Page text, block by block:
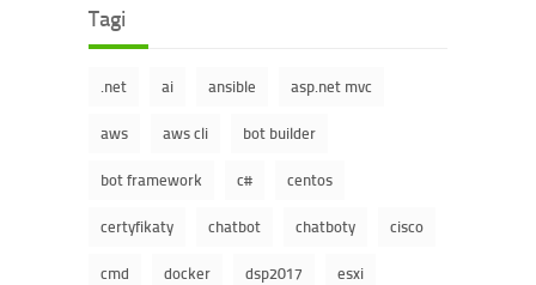
Tagi
.net ai ansible asp.net mvc
aws aws cli bot builder
bot framework c# centos
certyfikaty chatbot chatboty cisco
cmd docker dsp2017 esxi